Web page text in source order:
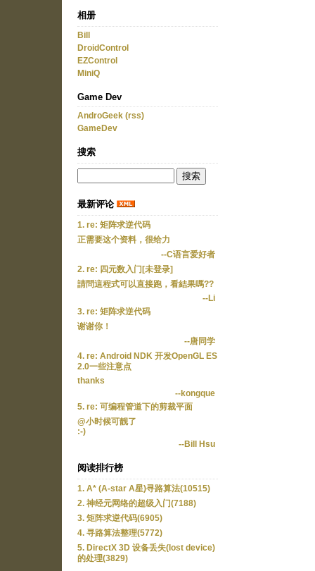
相册
Bill
DroidControl
EZControl
MiniQ
Game Dev
AndroGeek (rss)
GameDev
搜索
最新评论
1. re: 矩阵求逆代码
正需要这个资料，很给力
--C语言爱好者
2. re: 四元数入门[未登录]
請問這程式可以直接跑，看結果嗎??
--Li
3. re: 矩阵求逆代码
谢谢你！
--唐同学
4. re: Android NDK 开发OpenGL ES
2.0一些注意点
thanks
--kongque
5. re: 可编程管道下的剪裁平面
@小时候可靓了
:-)
--Bill Hsu
阅读排行榜
1. A* (A-star A星)寻路算法(10515)
2. 神经元网络的超级入门(7188)
3. 矩阵求逆代码(6905)
4. 寻路算法整理(5772)
5. DirectX 3D 设备丢失(lost device)
的处理(3829)